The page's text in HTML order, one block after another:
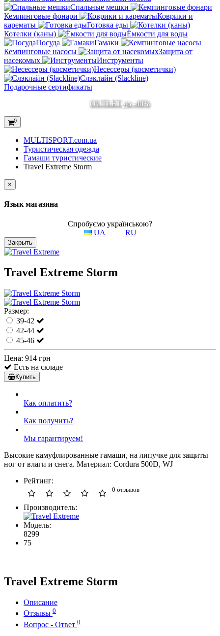
Спальные мешки
Кемпинговые фонари
Коврики и
карематы
Готовка еды
Котелки (каны)
Ёмкости для воды
Посуда
Гамаки
Кемпинговые насосы
Защита от
насекомых
Инструменты
Несессеры (косметички)
Слэклайн (Slackline)
Подарочные сертификаты
OUTLET до -40%
0
MULTISPORT.com.ua
Туристическая одежда
Гамаши туристические
Travel Extreme Storm
×
Язык магазина
Спробуємо українською?
UA
RU
Закрыть
Travel Extreme Storm
Размер:
39-42
42-44
45-46
Цена: 914 грн
Есть на складе
Купить
Как оплатить?
Как получить?
Мы гарантируем!
Высокие камуфлированные гамаши, на липучке для защиты
ног от влаги и снега. Материал: Cordura 500D, WJ
Рейтинг:
0 отзывов
Производитель:
Модель:
8299
75
Travel Extreme Storm
Описание
Отзывы 0
Вопрос - Ответ 0